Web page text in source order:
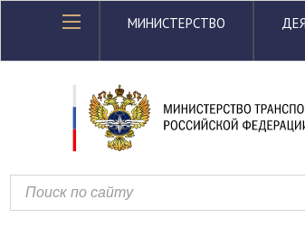
МИНИСТЕРСТВО